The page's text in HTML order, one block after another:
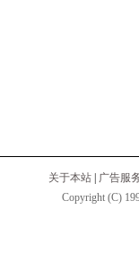
关于本站
广告服
Copyright (C)